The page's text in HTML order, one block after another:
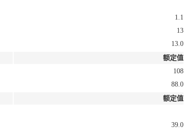
1.1
13
13.0
额定值
108
88.0
额定值
39.0